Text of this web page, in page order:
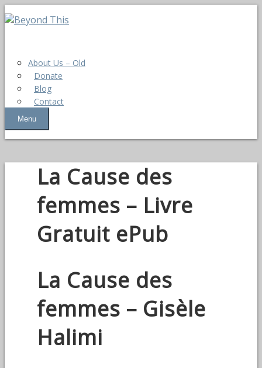
About Us – Old
Donate
Blog
Contact
Menu
La Cause des
femmes – Livre
Gratuit ePub
La Cause des
femmes – Gisèle
Halimi